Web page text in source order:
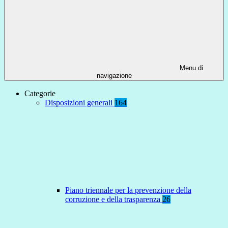
Menu di
navigazione
Categorie
Disposizioni generali 164
Piano triennale per la prevenzione della
corruzione e della trasparenza 26